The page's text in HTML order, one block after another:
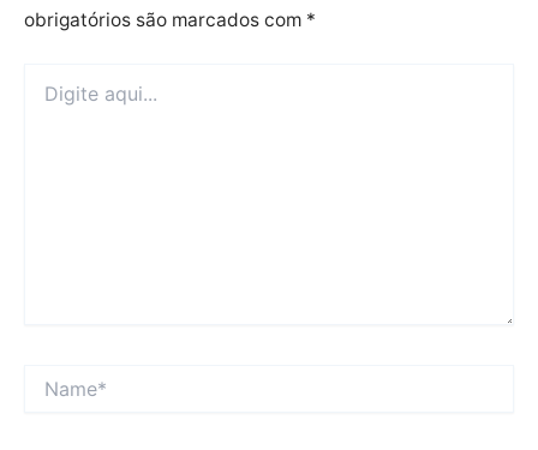
obrigatórios são marcados com *
aqui...